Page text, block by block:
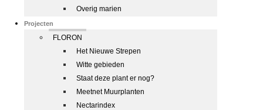
Overig marien
Projecten
FLORON
Het Nieuwe Strepen
Witte gebieden
Staat deze plant er nog?
Meetnet Muurplanten
Nectarindex